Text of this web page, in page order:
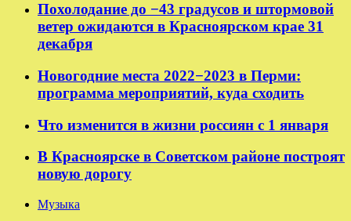
Похолодание до −43 градусов и штормовой
ветер ожидаются в Красноярском крае 31
декабря
Новогодние места 2022−2023 в Перми:
программа мероприятий, куда сходить
Что изменится в жизни россиян с 1 января
В Красноярске в Советском районе построят
новую дорогу
Музыка